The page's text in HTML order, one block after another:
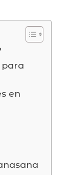
para
en